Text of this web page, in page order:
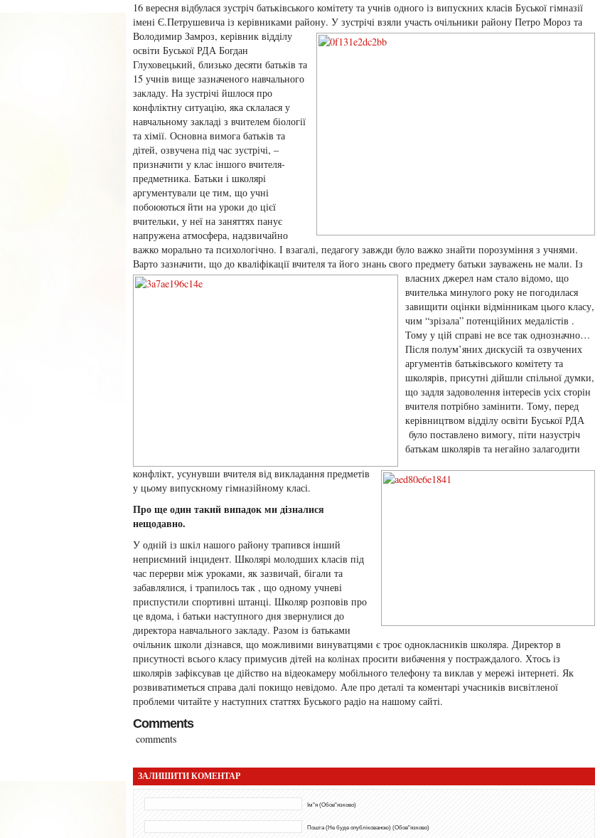
16 вересня відбулася зустріч батьківського комітету та учнів одного із випускних класів Буської гімназії
імені Є.Петрушевича із керівниками району. У зустрічі взяли участь очільники району Петро Мороз та
Володимир Замроз, керівник відділу
освіти Буської РДА Богдан
Глуховецький, близько десяти батьків та
15 учнів вище зазначеного навчального
закладу. На зустрічі йшлося про
конфліктну ситуацію, яка склалася у
навчальному закладі з вчителем біології
та хімії. Основна вимога батьків та
дітей, озвучена під час зустрічі, –
призначити у клас іншого вчителя-
предметника. Батьки і школярі
аргументували це тим, що учні
побоюються йти на уроки до цієї
вчительки, у неї на заняттях панує
напружена атмосфера, надзвичайно
важко морально та психологічно. І взагалі, педагогу завжди було важко знайти порозуміння з учнями.
Варто зазначити, що до кваліфікації вчителя та його знань свого предмету батьки зауважень не мали. Із
власних джерел нам стало відомо, що
вчителька минулого року не погодилася
завищити оцінки відмінникам цього класу,
чим “зрізала” потенційних медалістів .
Тому у цій справі не все так однозначно…
Після полум’яних дискусій та озвучених
аргументів батьківського комітету та
школярів, присутні дійшли спільної думки,
що задля задоволення інтересів усіх сторін
вчителя потрібно замінити. Тому, перед
керівництвом відділу освіти Буської РДА
було поставлено вимогу, піти назустріч
батькам школярів та негайно залагодити
конфлікт, усунувши вчителя від викладання предметів
у цьому випускному гімназійному класі.
Про ще один такий випадок ми дізналися
нещодавно.
У одній із шкіл нашого району трапився інший
неприємний інцидент. Школярі молодших класів під
час перерви між уроками, як зазвичай, бігали та
забавлялися, і трапилось так , що одному учневі
приспустили спортивні штанці. Школяр розповів про
це вдома, і батьки наступного дня звернулися до
директора навчального закладу. Разом із батьками
очільник школи дізнався, що можливими винуватцями є троє однокласників школяра. Директор в
присутності всього класу примусив дітей на колінах просити вибачення у постраждалого. Хтось із
школярів зафіксував це дійство на відеокамеру мобільного телефону та виклав у мережі інтернеті. Як
розвиватиметься справа далі покищо невідомо. Але про деталі та коментарі учасників висвітленої
проблеми читайте у наступних статтях Буського радіо на нашому сайті.
Comments
comments
ЗАЛИШИТИ КОМЕНТАР
Ім"я (Обов"язково)
Пошта (Не буде опублікованою) (Обов"язково)